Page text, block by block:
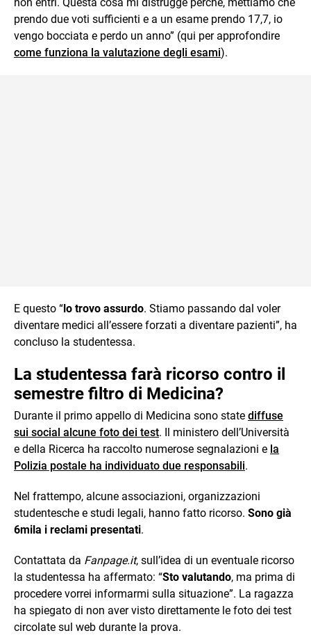
prendo due voti sufficienti e a un esame prendo 17,7, io
vengo bocciata e perdo un anno” (qui per approfondire
come funziona la valutazione degli esami).
E questo “lo trovo assurdo. Stiamo passando dal voler
diventare medici all’essere forzati a diventare pazienti”, ha
concluso la studentessa.
La studentessa farà ricorso contro il
semestre filtro di Medicina?
Durante il primo appello di Medicina sono state diffuse
sui social alcune foto dei test. Il ministero dell’Università
e della Ricerca ha raccolto numerose segnalazioni e la
Polizia postale ha individuato due responsabili.
Nel frattempo, alcune associazioni, organizzazioni
studentesche e studi legali, hanno fatto ricorso. Sono già
6mila i reclami presentati.
Contattata da Fanpage.it, sull’idea di un eventuale ricorso
la studentessa ha affermato: “Sto valutando, ma prima di
procedere vorrei informarmi sulla situazione”. La ragazza
ha spiegato di non aver visto direttamente le foto dei test
circolate sul web durante la prova.